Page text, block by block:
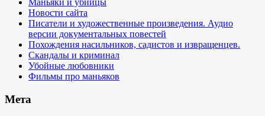
Маньяки и убийцы
Новости сайта
Писатели и художественные произведения. Аудио
версии документальных повестей
Похождения насильников, садистов и извращенцев.
Скандалы и криминал
Убойные любовники
Фильмы про маньяков
Мета